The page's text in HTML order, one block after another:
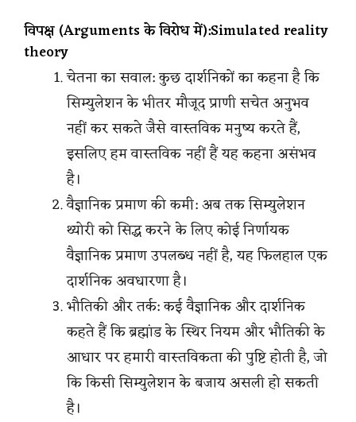
विपक्ष (Arguments के विरोध में):Simulated reality
theory
चेतना का सवाल: कुछ दार्शनिकों का कहना है कि
सिम्युलेशन के भीतर मौजूद प्राणी सचेत अनुभव
नहीं कर सकते जैसे वास्तविक मनुष्य करते हैं,
इसलिए हम वास्तविक नहीं हैं यह कहना असंभव
है।
वैज्ञानिक प्रमाण की कमी: अब तक सिम्युलेशन
थ्योरी को सिद्ध करने के लिए कोई निर्णायक
वैज्ञानिक प्रमाण उपलब्ध नहीं है, यह फिलहाल एक
दार्शनिक अवधारणा है।
भौतिकी और तर्क: कई वैज्ञानिक और दार्शनिक
कहते हैं कि ब्रह्मांड के स्थिर नियम और भौतिकी के
आधार पर हमारी वास्तविकता की पुष्टि होती है, जो
कि किसी सिम्युलेशन के बजाय असली हो सकती
है।